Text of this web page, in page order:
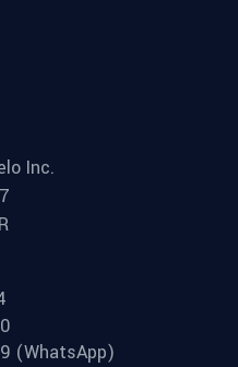
Inc.
(WhatsApp)